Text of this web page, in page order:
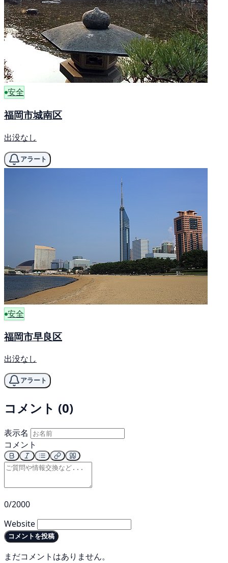
安全
福岡市城南区
出没なし
アラート
安全
福岡市早良区
出没なし
アラート
コメント (0)
表示名
コメント
0/2000
Website
コメントを投稿
まだコメントはありません。